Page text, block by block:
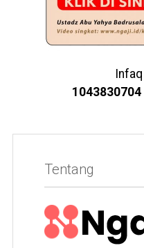
Infaq
1043830704
Tentang